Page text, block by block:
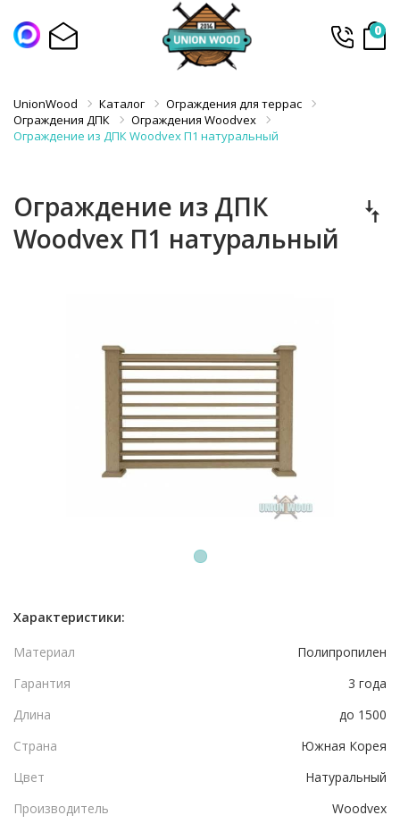
0
UnionWood Каталог
Ограждения для террас
Ограждения ДПК
Ограждения Woodvex
Ограждение из ДПК Woodvex П1 натуральный
Ограждение из ДПК
Woodvex П1 натуральный
1
Характеристики:
Материал
Полипропилен
Гарантия
3 года
Длина
до 1500
Страна
Южная Корея
Цвет
Натуральный
Производитель
Woodvex